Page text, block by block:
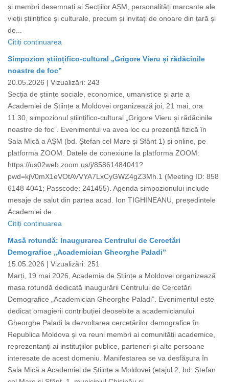
și membri desemnați ai Secțiilor AȘM, personalități marcante ale
vieții științifice și culturale, precum și invitați de onoare din țară și
de...
Citiți continuarea
Simpozion științifico-cultural „Grigore Vieru și rădăcinile
noastre de foc”
20.05.2026 | Vizualizări: 243
Secția de științe sociale, economice, umanistice și arte a
Academiei de Științe a Moldovei organizează joi, 21 mai, ora
11.30, simpozionul științifico-cultural „Grigore Vieru și rădăcinile
noastre de foc”. Evenimentul va avea loc cu prezență fizică în
Sala Mică a AȘM (bd. Ștefan cel Mare și Sfânt 1) și online, pe
platforma ZOOM. Datele de conexiune la platforma ZOOM:
https://us02web.zoom.us/j/85861484041?
pwd=kjV0mX1eVOtAVVYA7LxCyGWZ4gZ3Mh.1 (Meeting ID: 858
6148 4041; Passcode: 241455). Agenda simpozionului include
mesaje de salut din partea acad. Ion TIGHINEANU, președintele
Academiei de...
Citiți continuarea
Masă rotundă: Inaugurarea Centrului de Cercetări
Demografice „Academician Gheorghe Paladi”
15.05.2026 | Vizualizări: 251
Marți, 19 mai 2026, Academia de Științe a Moldovei organizează
masa rotundă dedicată inaugurării Centrului de Cercetări
Demografice „Academician Gheorghe Paladi”. Evenimentul este
dedicat omagierii contribuției deosebite a academicianului
Gheorghe Paladi la dezvoltarea cercetărilor demografice în
Republica Moldova și va reuni membri ai comunității academice,
reprezentanți ai instituțiilor publice, parteneri și alte persoane
interesate de acest domeniu. Manifestarea se va desfășura în
Sala Mică a Academiei de Științe a Moldovei (etajul 2, bd. Ștefan